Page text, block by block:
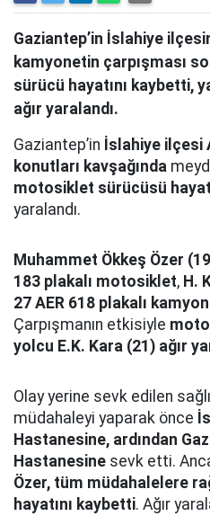
Gaziantep’in İslahiye
kamyonetin çarpışması
sürücü hayatını kaybetti,
ağır yaralandı.
Gaziantep’in İslahiye ilçesi
konutları kavşağında
motosiklet sürücüsü
yaralandı.
Muhammet Ökkeş Özer
183 plakalı motosiklet, H.
27 AER 618 plakalı
Çarpışmanın etkisiyle
yolcu E.K. Kara (21) ağır
Olay yerine sevk edilen
müdahaleyi yaparak önce
Hastanesine, ardından
Hastanesine sevk etti.
Özer, tüm müdahalelere
hayatını kaybetti. Ağır